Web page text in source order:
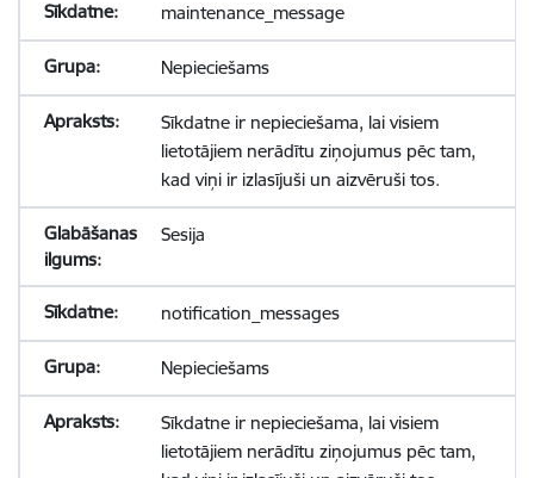
maintenance_message
Nepieciešams
Sīkdatne ir nepieciešama, lai visiem
lietotājiem nerādītu ziņojumus pēc tam,
kad viņi ir izlasījuši un aizvēruši tos.
Sesija
notification_messages
Nepieciešams
Sīkdatne ir nepieciešama, lai visiem
lietotājiem nerādītu ziņojumus pēc tam,